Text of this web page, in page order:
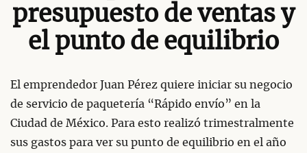
presupuesto de ventas y
el punto de equilibrio
El emprendedor Juan Pérez quiere iniciar su negocio
de servicio de paquetería “Rápido envío” en la
Ciudad de México. Para esto realizó trimestralmente
sus gastos para ver su punto de equilibrio en el año